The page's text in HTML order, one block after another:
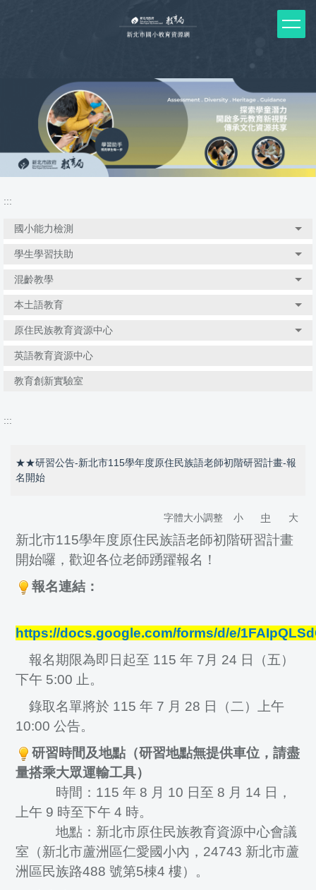
:::
國小能力檢測
學生學習扶助
混齡教學
本土語教育
原住民族教育資源中心
英語教育資源中心
教育創新實驗室
:::
★★研習公告-新北市115學年度原住民族語老師初階研習計畫-報
名開始
字體大小調整 小 中 大
新北市115學年度原住民族語老師初階研習計畫
開始囉，歡迎各位老師踴躍報名！
報名連結：
https://docs.google.com/forms/d/e/
報名期限為即日起至 115 年 7月 24 日（五）
下午 5:00 止。
錄取名單將於 115 年 7 月 28 日（二）上午
10:00 公告。
研習時間及地點（研習地點無提供車位，請盡
量搭乘大眾運輸工具）
時間：115 年 8 月 10 日至 8 月 14 日，
上午 9 時至下午 4 時。
地點：新北市原住民族教育資源中心會議
室（新北市蘆洲區仁愛國小內，24743 新北市蘆
洲區民族路488 號第5棟4 樓）。